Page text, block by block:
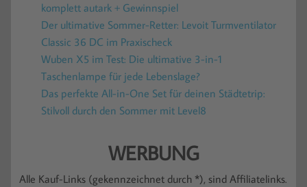
komplett autark + Gewinnspiel
Der ultimative Sommer-Retter: Levoit Turmventilator
Classic 36 DC im Praxischeck
Wuben X5 im Test: Die ultimative 3-in-1
Taschenlampe für jede Lebenslage?
Das perfekte All-in-One Set für deinen Städtetrip:
Stilvoll durch den Sommer mit Level8
WERBUNG
Alle Kauf-Links (gekennzeichnet durch *), sind Affiliatelinks.